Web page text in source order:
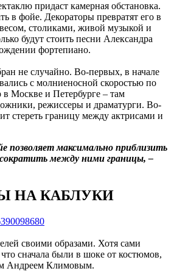
придаст камерная обстановка.
в фойе. Декораторы превратят его в
столиками, живой музыкой и
будут стоить песни Александра
фортепиано.
не случайно. Во-первых, в начале
с молниеносной скоростью по
в Москве и Петербурге – там
режиссеры и драматурги. Во-
стереть границу между актрисами и
позволяет максимально приблизить
между ними границы, –
НА КАБЛУКИ
своими образами. Хотя сами
сначала были в шоке от костюмов,
Андреем Климовым.